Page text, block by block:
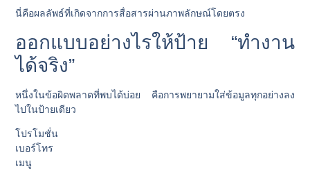
นี่คือผลลัพธ์ที่เกิดจากการสื่อสารผ่านภาพลักษณ์โดยตรง
ออกแบบอย่างไรให้ป้าย “ทำงาน
ได้จริง”
หนึ่งในข้อผิดพลาดที่พบได้บ่อย คือการพยายามใส่ข้อมูลทุกอย่างลง
ไปในป้ายเดียว
โปรโมชั่น
เบอร์โทร
เมนู